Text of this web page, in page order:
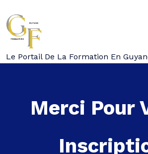
Au
Contenu
Le Portail De La Formation En
Merci Pour